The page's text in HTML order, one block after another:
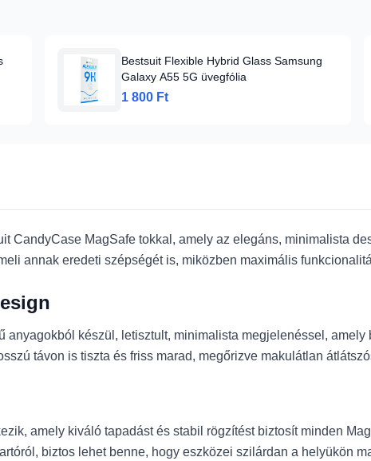
Bestsuit Flexible Hybrid Glass Samsung
Galaxy A55 5G üvegfólia
1 800 Ft
CandyCase MagSafe tokkal, amely az elegáns, minimalista
annak eredeti szépségét is, miközben maximális
anyagokból készül, letisztult, minimalista megjelenéssel,
távon is tiszta és friss marad, megőrizve makulátlan
amely kiváló tapadást és stabil rögzítést biztosít minden
biztos lehet benne, hogy eszközei szilárdan a helyükön